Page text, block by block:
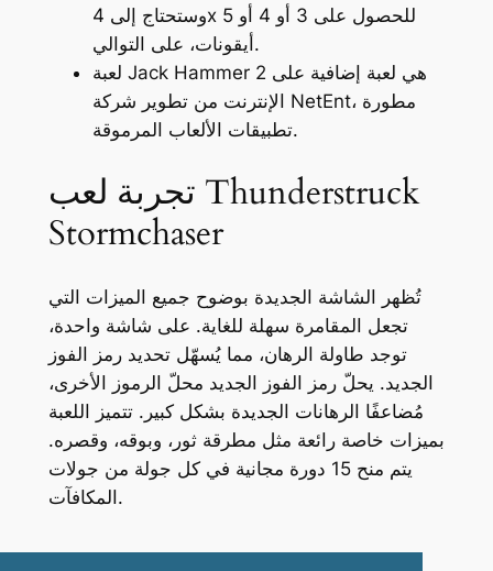
وستحتاج إلى 4x للحصول على 3 أو 4 أو 5
أيقونات، على التوالي.
لعبة Jack Hammer 2 هي لعبة إضافية على
الإنترنت من تطوير شركة NetEnt، مطورة
تطبيقات الألعاب المرموقة.
تجربة لعب Thunderstruck
Stormchaser
تُظهر الشاشة الجديدة بوضوح جميع الميزات التي
تجعل المقامرة سهلة للغاية. على شاشة واحدة،
توجد طاولة الرهان، مما يُسهّل تحديد رمز الفوز
الجديد. يحلّ رمز الفوز الجديد محلّ الرموز الأخرى،
مُضاعفًا الرهانات الجديدة بشكل كبير. تتميز اللعبة
بميزات خاصة رائعة مثل مطرقة ثور، وبوقه، وقصره.
يتم منح 15 دورة مجانية في كل جولة من جولات
المكافآت.